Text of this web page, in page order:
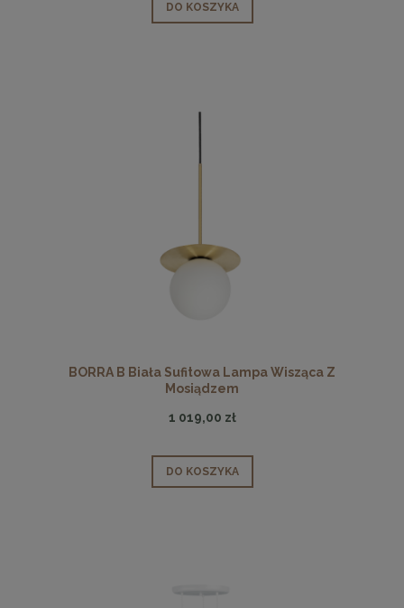
DO KOSZYKA
BORRA B Biała Sufitowa Lampa Wisząca Z
Mosiądzem
1 019,00 zł
DO KOSZYKA